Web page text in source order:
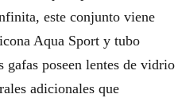
este conjunto viene
Aqua Sport y tubo
poseen lentes de vidrio
adicionales que